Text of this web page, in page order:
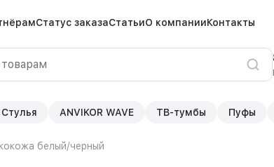
Статус заказаСтатьиО компанииКонтакты
Стулья ANVIKOR WAVE ТВ-тумбы Пуфы
белый/черный